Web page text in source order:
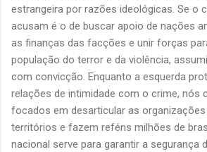
estrangeira por razões ideológicas. Se o
acusam é o de buscar apoio de nações
as finanças das facções e unir forças
população do terror e da violência,
com convicção. Enquanto a esquerda
relações de intimidade com o crime, nós
focados em desarticular as
territórios e fazem reféns milhões de
nacional serve para garantir a segurança